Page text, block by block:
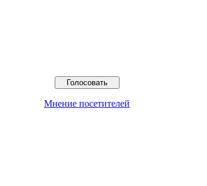
Мнение посетителей